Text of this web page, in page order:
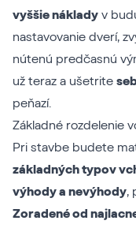
vyššie náklady v
nastavovanie dverí,
nútenú predčasnú
už teraz a ušetrite
peňazí.
Základné rozdelenie
Pri stavbe budete
základných typov
výhody a nevýhody,
Zoradené od